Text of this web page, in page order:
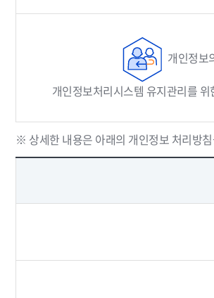
개인정보
개인정보처리시스템 유지관리를
※ 상세한 내용은 아래의 개인정보 처리방